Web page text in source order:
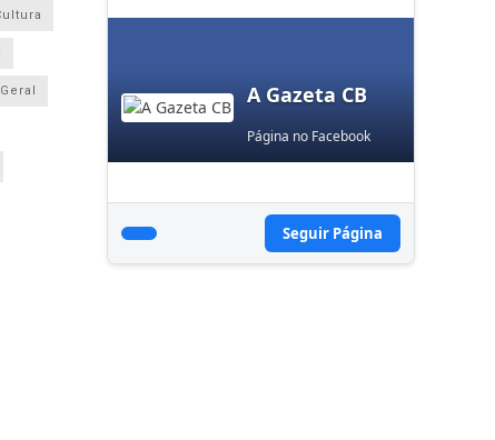
Geral A Gazeta CB
Página no Facebook
Seguir Página